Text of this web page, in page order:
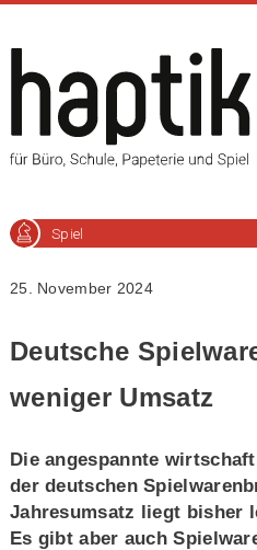
Spiel
25. November 2024
Deutsche
weniger Umsatz
Die angespannte
der deutschen
Jahresumsatz liegt bisher
Es gibt aber auch